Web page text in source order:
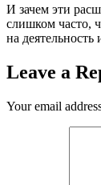
И зачем эти
слишком часто,
на
Leave a
Your email